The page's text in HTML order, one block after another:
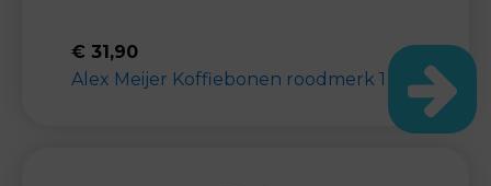
€ 31,90
Alex Meijer Koffiebonen roodmerk 1 kilo